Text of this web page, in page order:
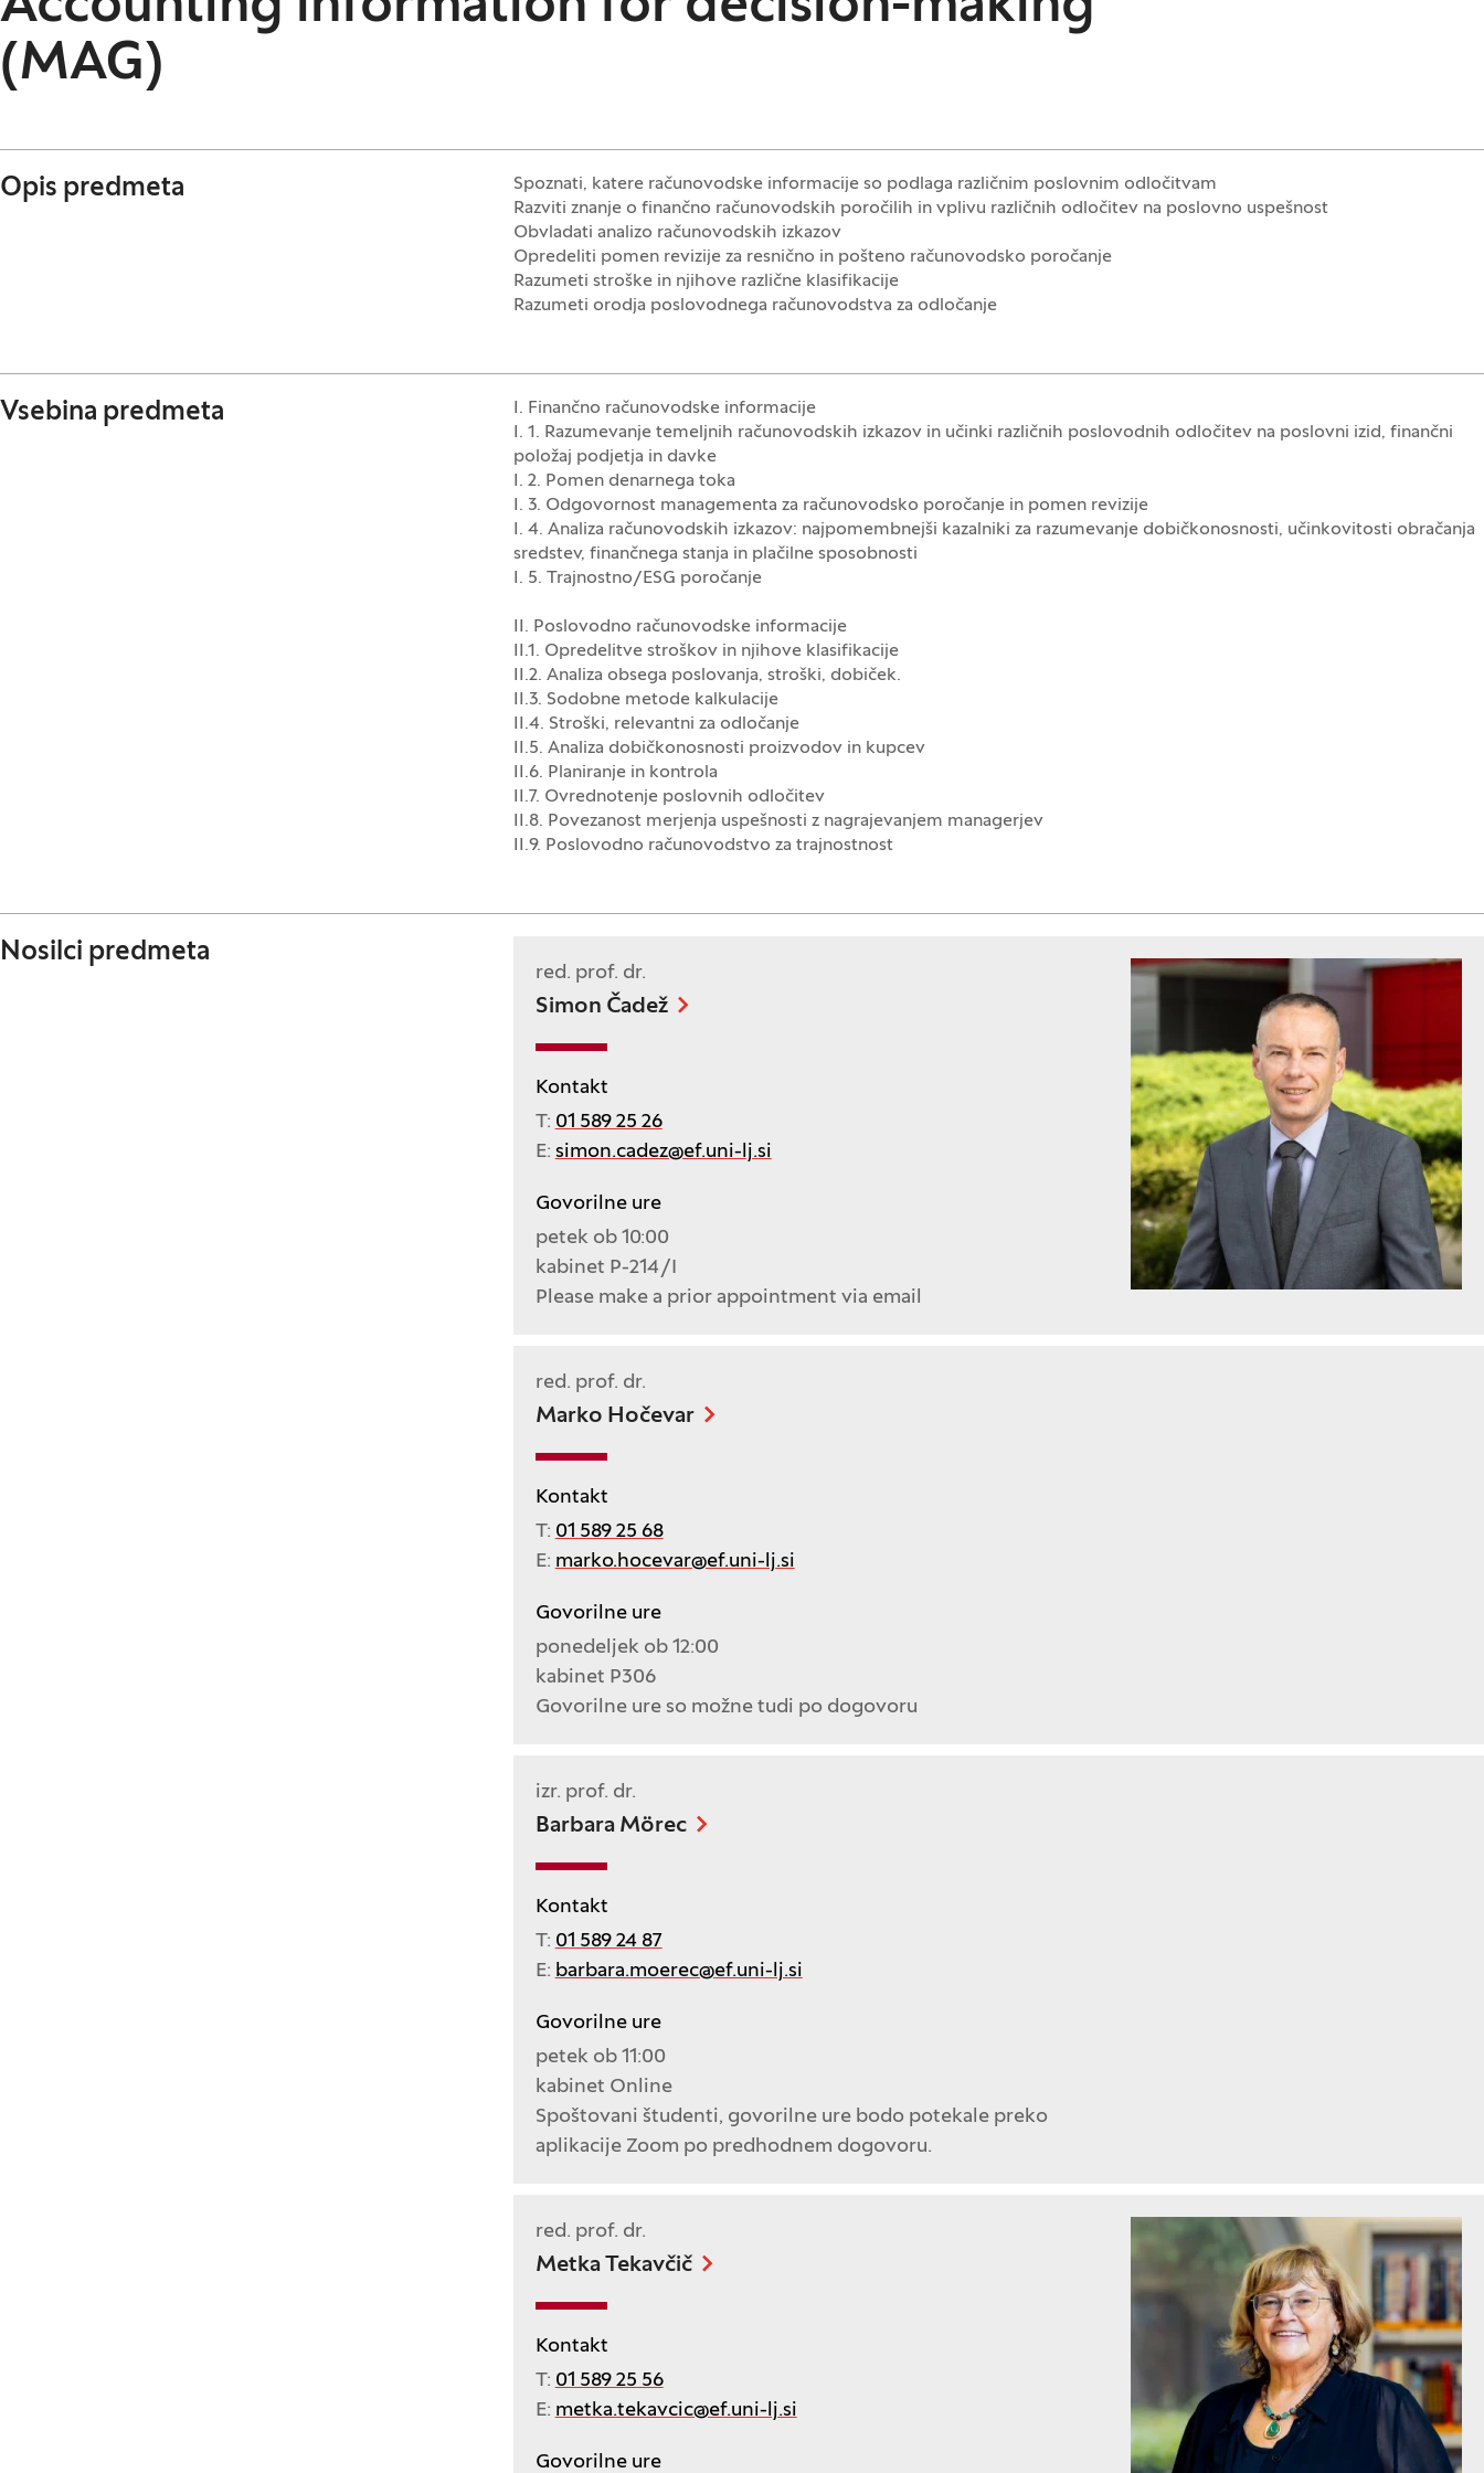
(MAG)
Opis predmeta
Spoznati, katere računovodske informacije so podlaga različnim poslovnim odločitvam
Razviti znanje o finančno računovodskih poročilih in vplivu različnih odločitev na poslovno uspešnost
Obvladati analizo računovodskih izkazov
Opredeliti pomen revizije za resnično in pošteno računovodsko poročanje
Razumeti stroške in njihove različne klasifikacije
Razumeti orodja poslovodnega računovodstva za odločanje
Vsebina predmeta
I. Finančno računovodske informacije
I. 1. Razumevanje temeljnih računovodskih izkazov in učinki različnih poslovodnih odločitev na poslovni izid, finančni
položaj podjetja in davke
I. 2. Pomen denarnega toka
I. 3. Odgovornost managementa za računovodsko poročanje in pomen revizije
I. 4. Analiza računovodskih izkazov: najpomembnejši kazalniki za razumevanje dobičkonosnosti, učinkovitosti obračanja
sredstev, finančnega stanja in plačilne sposobnosti
I. 5. Trajnostno/ESG poročanje
II. Poslovodno računovodske informacije
II.1. Opredelitve stroškov in njihove klasifikacije
II.2. Analiza obsega poslovanja, stroški, dobiček.
II.3. Sodobne metode kalkulacije
II.4. Stroški, relevantni za odločanje
II.5. Analiza dobičkonosnosti proizvodov in kupcev
II.6. Planiranje in kontrola
II.7. Ovrednotenje poslovnih odločitev
II.8. Povezanost merjenja uspešnosti z nagrajevanjem managerjev
II.9. Poslovodno računovodstvo za trajnostnost
Nosilci predmeta
red. prof. dr.
Simon Čadež
Kontakt
T: 01 589 25 26
E: simon.cadez@ef.uni-lj.si
Govorilne ure
petek ob 10:00
kabinet P-214/I
Please make a prior appointment via email
red. prof. dr.
Marko Hočevar
Kontakt
T: 01 589 25 68
E: marko.hocevar@ef.uni-lj.si
Govorilne ure
ponedeljek ob 12:00
kabinet P306
Govorilne ure so možne tudi po dogovoru
izr. prof. dr.
Barbara Mörec
Kontakt
T: 01 589 24 87
E: barbara.moerec@ef.uni-lj.si
Govorilne ure
petek ob 11:00
kabinet Online
Spoštovani študenti, govorilne ure bodo potekale preko
aplikacije Zoom po predhodnem dogovoru.
red. prof. dr.
Metka Tekavčič
Kontakt
T: 01 589 25 56
E: metka.tekavcic@ef.uni-lj.si
Govorilne ure